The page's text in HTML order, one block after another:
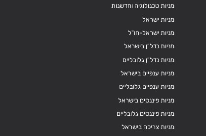
מניות טכנולוגיה וחדשנות
מניות ישראל
מניות ישראל-חו"ל
מניות נדל"ן בישראל
מניות נדל"ן גלובליים
מניות ענפיים בישראל
מניות ענפיים גלובליים
מניות פיננסים בישראל
מניות פיננסים גלובליים
מניות צריכה בישראל